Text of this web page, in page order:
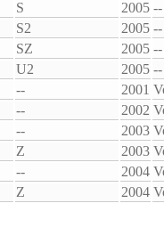
S 2005 --
S2 2005 --
SZ 2005 --
U2 2005 --
-- 2001
-- 2002
-- 2003
Z 2003
-- 2004
Z 2004